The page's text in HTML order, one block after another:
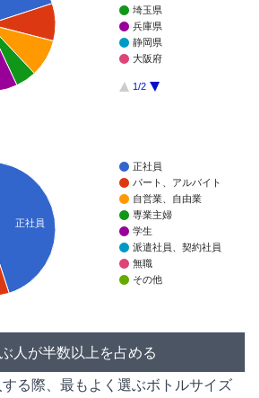
埼玉県
兵庫県
静岡県
大阪府
1/2
正社員
パート、アルバイト
自営業、自由業
専業主婦
学生
派遣社員、契約社員
無職
その他
正社員
人が半数以上を占める
る際、最もよく選ぶボトルサイズ